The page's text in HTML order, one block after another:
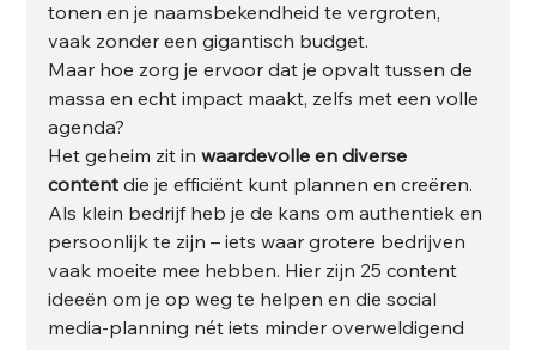
tonen en je naamsbekendheid te vergroten,
vaak zonder een gigantisch budget.
Maar hoe zorg je ervoor dat je opvalt tussen de
massa en echt impact maakt, zelfs met een volle
agenda?
Het geheim zit in waardevolle en diverse
content die je efficiënt kunt plannen en creëren.
Als klein bedrijf heb je de kans om authentiek en
persoonlijk te zijn – iets waar grotere bedrijven
vaak moeite mee hebben. Hier zijn 25 content
ideeën om je op weg te helpen en die social
media-planning nét iets minder overweldigend